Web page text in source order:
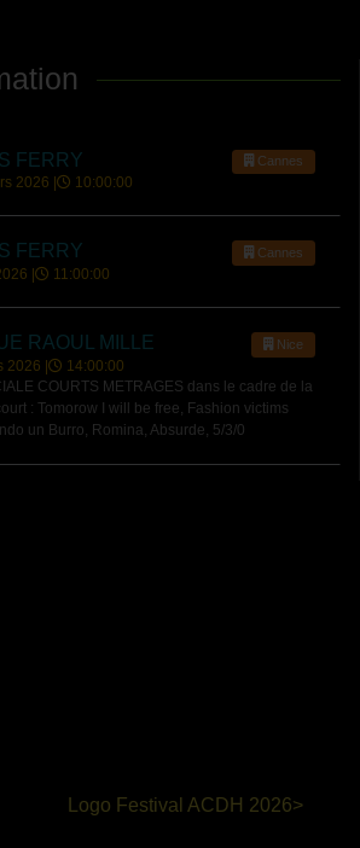
FERRY Cannes
2026 | 10:00:00
FERRY Cannes
| 11:00:00
RAOUL MILLE Nice
2026 |
14:00:00
COURTS METRAGES dans le cadre de la
: Tomorow I will be free, Fashion victims
un Burro, Romina, Absurde, 5/3/0